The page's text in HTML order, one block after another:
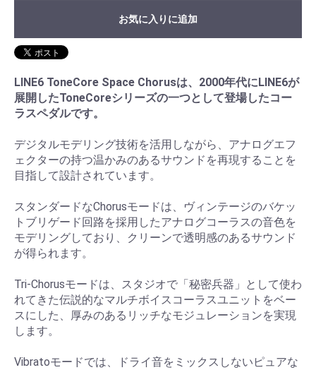
お気に入りに追加
LINE6 ToneCore Space Chorusは、2000年代にLINE6が
展開したToneCoreシリーズの一つとして登場したコー
ラスペダルです。
デジタルモデリング技術を活用しながら、アナログエフ
ェクターの持つ温かみのあるサウンドを再現することを
目指して設計されています。
スタンダードなChorusモードは、ヴィンテージのバケッ
トブリゲード回路を採用したアナログコーラスの音色を
モデリングしており、クリーンで透明感のあるサウンド
が得られます。
Tri-Chorusモードは、スタジオで「秘密兵器」として使わ
れてきた伝説的なマルチボイスコーラスユニットをベー
スにした、厚みのあるリッチなモジュレーションを実現
します。
Vibratoモードでは、ドライ音をミックスしないピュアな